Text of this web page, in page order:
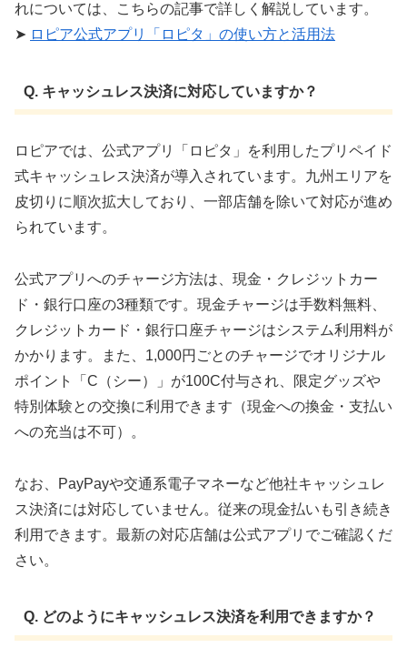
れについては、こちらの記事で詳しく解説しています。
➤ ロピア公式アプリ「ロピタ」の使い方と活用法
Q. キャッシュレス決済に対応していますか？
ロピアでは、公式アプリ「ロピタ」を利用したプリペイド
式キャッシュレス決済が導入されています。九州エリアを
皮切りに順次拡大しており、一部店舗を除いて対応が進め
られています。
公式アプリへのチャージ方法は、現金・クレジットカー
ド・銀行口座の3種類です。現金チャージは手数料無料、
クレジットカード・銀行口座チャージはシステム利用料が
かかります。また、1,000円ごとのチャージでオリジナル
ポイント「C（シー）」が100C付与され、限定グッズや
特別体験との交換に利用できます（現金への換金・支払い
への充当は不可）。
なお、PayPayや交通系電子マネーなど他社キャッシュレ
ス決済には対応していません。従来の現金払いも引き続き
利用できます。最新の対応店舗は公式アプリでご確認くだ
さい。
Q. どのようにキャッシュレス決済を利用できますか？